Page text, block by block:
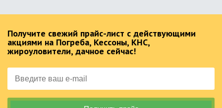
Получите свежий прайс-лист с действующими
акциями на Погреба, Кессоны, КНС,
жироуловители, дачное сейчас!